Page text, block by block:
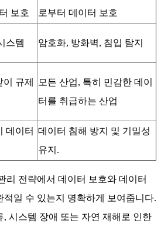
보호
로부터 데이터 보호
스템 암호화, 방화벽, 침입 탐지
규제
모든 산업, 특히 민감한 데이
터를 취급하는 산업
데이터 데이터 침해 방지 및 기밀성
유지.
리 전략에서 데이터 보호와 데이터
적일 수 있는지 명확하게 보여줍니다.
시스템 장애 또는 자연 재해로 인한